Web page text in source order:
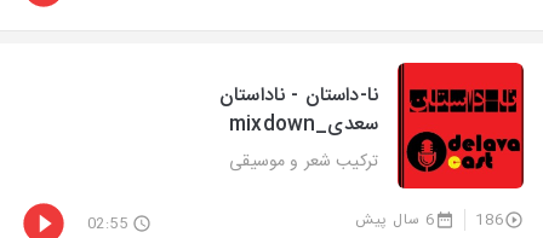
نا-داستان - ناداستان
سعدی_mixdown
ترکیب شعر و موسیقی
186 6 سال پیش 02:55